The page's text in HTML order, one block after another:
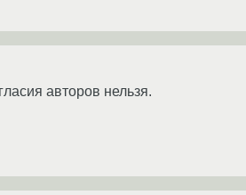
авторов нельзя.